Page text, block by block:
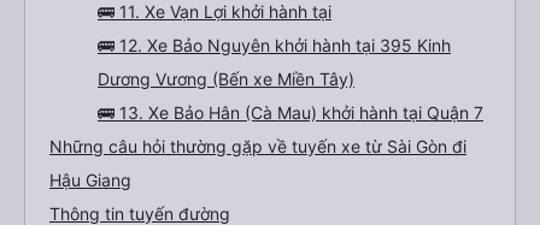
🚌 11. Xe Vạn Lợi khởi hành tại
🚌 12. Xe Bảo Nguyên khởi hành tại 395 Kinh
Dương Vương (Bến xe Miền Tây)
🚌 13. Xe Bảo Hân (Cà Mau) khởi hành tại Quận 7
Những câu hỏi thường gặp về tuyến xe từ Sài Gòn đi
Hậu Giang
Thông tin tuyến đường